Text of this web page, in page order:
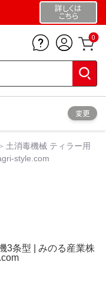
詳しくは
こちら
0
変更
土消毒機械 ティラー用
style.com